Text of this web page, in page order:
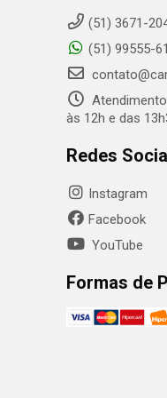
(51) 3671-
(51) 99555-
às 12h e das
Redes
Instagram
Facebook
YouTube
Formas de